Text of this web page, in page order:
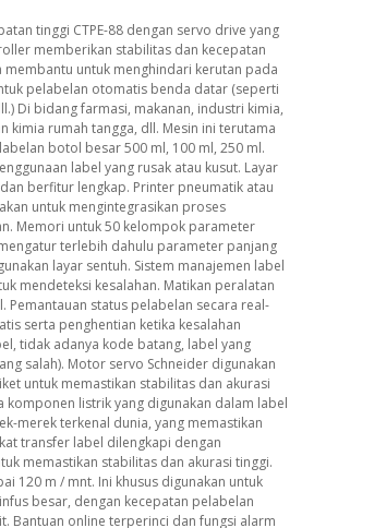
tinggi CTPE-88 dengan servo drive yang
memberikan stabilitas dan kecepatan
membantu untuk menghindari kerutan pada
pelabelan otomatis benda datar (seperti
Di bidang farmasi, makanan, industri kimia,
kimia rumah tangga, dll. Mesin ini terutama
botol besar 500 ml, 100 ml, 250 ml.
label yang rusak atau kusut. Layar
berfitur lengkap. Printer pneumatik atau
untuk mengintegrasikan proses
Memori untuk 50 kelompok parameter
terlebih dahulu parameter panjang
layar sentuh. Sistem manajemen label
mendeteksi kesalahan. Matikan peralatan
Pemantauan status pelabelan secara real-
serta penghentian ketika kesalahan
tidak adanya kode batang, label yang
salah). Motor servo Schneider digunakan
untuk memastikan stabilitas dan akurasi
komponen listrik yang digunakan dalam label
merek terkenal dunia, yang memastikan
transfer label dilengkapi dengan
memastikan stabilitas dan akurasi tinggi.
120 m / mnt. Ini khusus digunakan untuk
besar, dengan kecepatan pelabelan
Bantuan online terperinci dan fungsi alarm